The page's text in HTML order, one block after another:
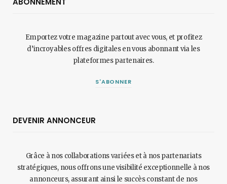
Emportez votre magazine partout avec vous, et profitez
d’incroyables offres digitales en vous abonnant via les
plateformes partenaires.
S'ABONNER
DEVENIR ANNONCEUR
Grâce à nos collaborations variées et à nos partenariats
stratégiques, nous offrons une visibilité exceptionnelle à nos
annonceurs, assurant ainsi le succès constant de nos